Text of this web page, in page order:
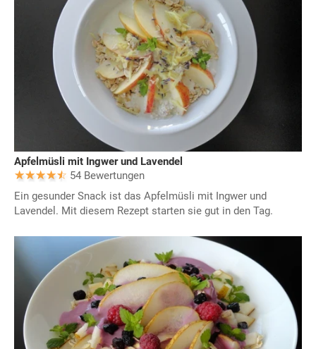
Apfelmüsli mit Ingwer und Lavendel
54 Bewertungen
Ein gesunder Snack ist das Apfelmüsli mit Ingwer und
Lavendel. Mit diesem Rezept starten sie gut in den Tag.